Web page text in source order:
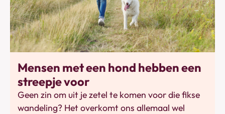
bovendien een laagdrempelige sport die je quasi
overal kan uitoefenen. Toch zijn er enkele
belangrijke aandachtspunten voor beginnende
wandelaars. Wandelsportfederatie Wandelsport
Vlaanderen vzw lijst enkele handige tips voor je
op.
Mensen met een hond hebben een
streepje voor
Geen zin om uit je zetel te komen voor die fikse
wandeling? Het overkomt ons allemaal wel